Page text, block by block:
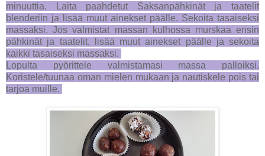
minuuttia. Laita paahdetut Saksanpähkinät ja taatelit
blenderiin ja lisää muut ainekset päälle. Sekoita tasaiseksi
massaksi. Jos valmistat massan kulhossa murskaa ensin
pähkinät ja taatelit, lisää muut ainekset päälle ja sekoita
kaikki tasaiseksi massaksi.
Lopulta pyörittele valmistamasi massa palloiksi.
Koristele/tuunaa oman mielen mukaan ja nautiskele pois tai
tarjoa muille.